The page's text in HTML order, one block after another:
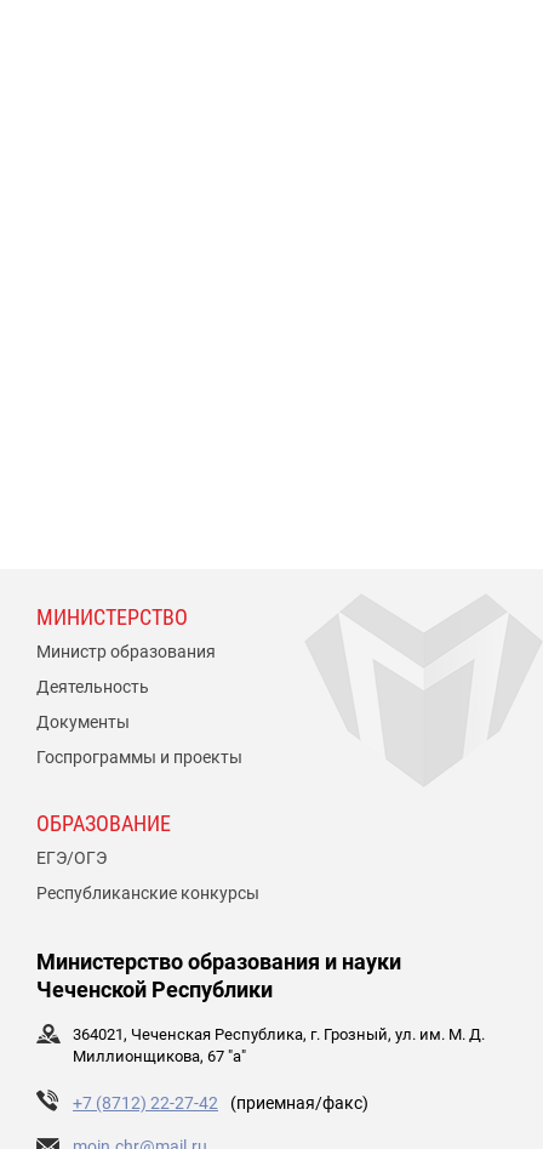
МИНИСТЕРСТВО
Министр образования
Деятельность
Документы
Госпрограммы и проекты
ОБРАЗОВАНИЕ
ЕГЭ/ОГЭ
Республиканские конкурсы
Министерство образования и науки
Чеченской Республики
364021, Чеченская Республика, г. Грозный, ул. им. М. Д.
Миллионщикова, 67 "а"
+7 (8712) 22-27-42 (приемная/факс)